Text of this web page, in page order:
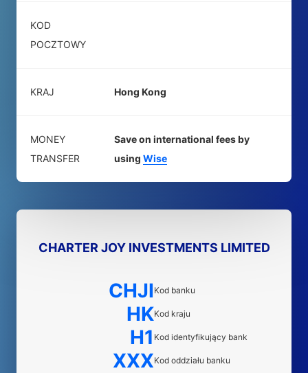
KOD
POCZTOWY
KRAJ Hong Kong
MONEY
TRANSFER
Save on international fees by
using Wise
CHARTER JOY INVESTMENTS LIMITED
CHJI Kod banku
HKKod kraju
H1 Kod identyfikujący bank
XXXKod oddziału banku